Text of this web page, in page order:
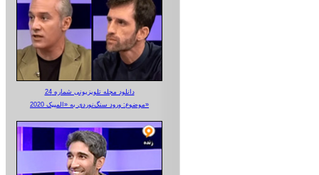
دانلود مجله تلویزیونی شماره 24
موضوع: ورود سنگ‌نوردی به «المپیک 2020»